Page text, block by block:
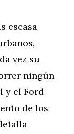
escasa
vez su
ningún
y el Ford
de los